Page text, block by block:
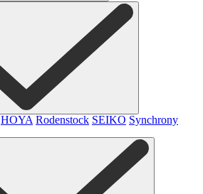
HOYA Rodenstock SEIKO Synchrony